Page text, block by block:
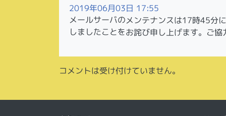
2019年06月03日 17:55
メールサーバのメンテナンスは17時45分
しましたことをお詫び申し上げます。ご
コメントは受け付けていません。